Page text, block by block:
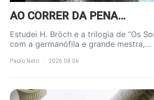
AO CORRER DA PENA…
Estudei H. Bröch e a trilogia de “Os
com a germanófila e grande mestra,…
Paulo Neto 2026.08.06